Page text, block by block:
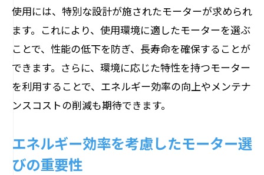
使用には、特別な設計が施されたモーターが求められ
ます。これにより、使用環境に適したモーターを選ぶ
ことで、性能の低下を防ぎ、長寿命を確保することが
できます。さらに、環境に応じた特性を持つモーター
を利用することで、エネルギー効率の向上やメンテナ
ンスコストの削減も期待できます。
エネルギー効率を考慮したモーター選
びの重要性